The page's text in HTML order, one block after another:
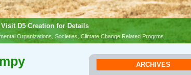
D5 Creation for Details
Organizations, Societies, Climate Change Related Progrms.
ARCHIVES